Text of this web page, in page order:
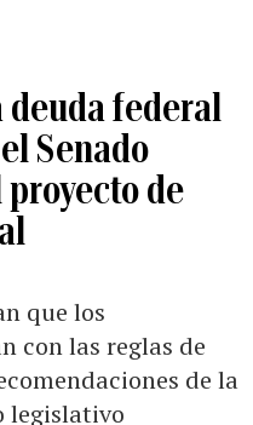
deuda federal
Senado
de
que los
con las reglas de
de la
legislativo